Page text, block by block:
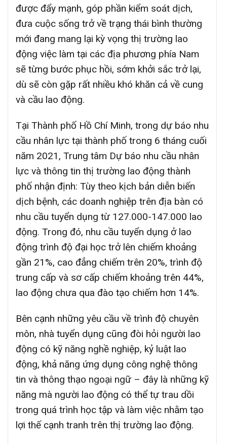
được đẩy mạnh, góp phần kiểm soát dịch,
đưa cuộc sống trở về trạng thái bình thường
mới đang mang lại kỳ vọng thị trường lao
động việc làm tại các địa phương phía Nam
sẽ từng bước phục hồi, sớm khởi sắc trở lại,
dù sẽ còn gặp rất nhiều khó khăn cả về cung
và cầu lao động.
Tại Thành phố Hồ Chí Minh, trong dự báo nhu
cầu nhân lực tại thành phố trong 6 tháng cuối
năm 2021, Trung tâm Dự báo nhu cầu nhân
lực và thông tin thị trường lao động thành
phố nhận định: Tùy theo kịch bản diễn biến
dịch bệnh, các doanh nghiệp trên địa bàn có
nhu cầu tuyển dụng từ 127.000-147.000 lao
động. Trong đó, nhu cầu tuyển dụng ở lao
động trình độ đại học trở lên chiếm khoảng
gần 21%, cao đẳng chiếm trên 20%, trình độ
trung cấp và sơ cấp chiếm khoảng trên 44%,
lao động chưa qua đào tạo chiếm hơn 14%.
Bên cạnh những yêu cầu về trình độ chuyên
môn, nhà tuyển dụng cũng đòi hỏi người lao
động có kỹ năng nghề nghiệp, kỷ luật lao
động, khả năng ứng dụng công nghệ thông
tin và thông thạo ngoại ngữ – đây là những kỹ
năng mà người lao động có thể tự trau dồi
trong quá trình học tập và làm việc nhằm tạo
lợi thế cạnh tranh trên thị trường lao động.